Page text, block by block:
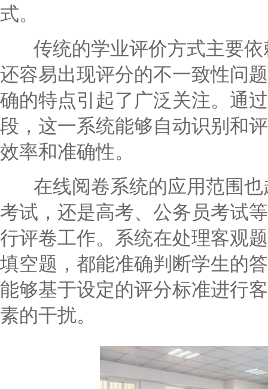
式。
传统的学业评价方式主要依
还容易出现评分的不一致性问
确的特点引起了广泛关注。通
段，这一系统能够自动识别和
效率和准确性。
在线阅卷系统的应用范围也
考试，还是高考、公务员考试
行评卷工作。系统在处理客观
填空题，都能准确判断学生的
能够基于设定的评分标准进行
素的干扰。